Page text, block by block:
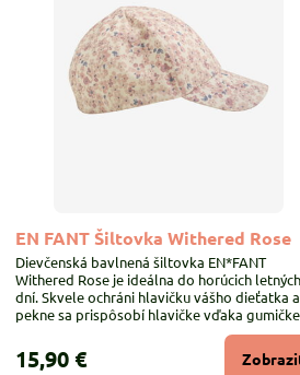
EN FANT Šiltovka Withered Rose
Dievčenská bavlnená šiltovka EN*FANT
Withered Rose je ideálna do horúcich letných
dní. Skvele ochráni hlavičku vášho dieťatka a
pekne sa prispôsobí hlavičke vďaka
15,90 €